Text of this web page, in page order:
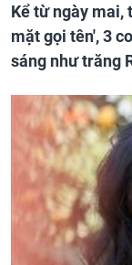
Kể từ ngày mai,
mặt gọi tên', 3
sáng như trăng